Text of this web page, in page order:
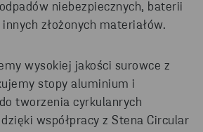
niebezpiecznych, baterii
złożonych materiałów.
wysokiej jakości surowce z
stopy aluminium i
tworzenia cyrkulanrych
współpracy z Stena Circular